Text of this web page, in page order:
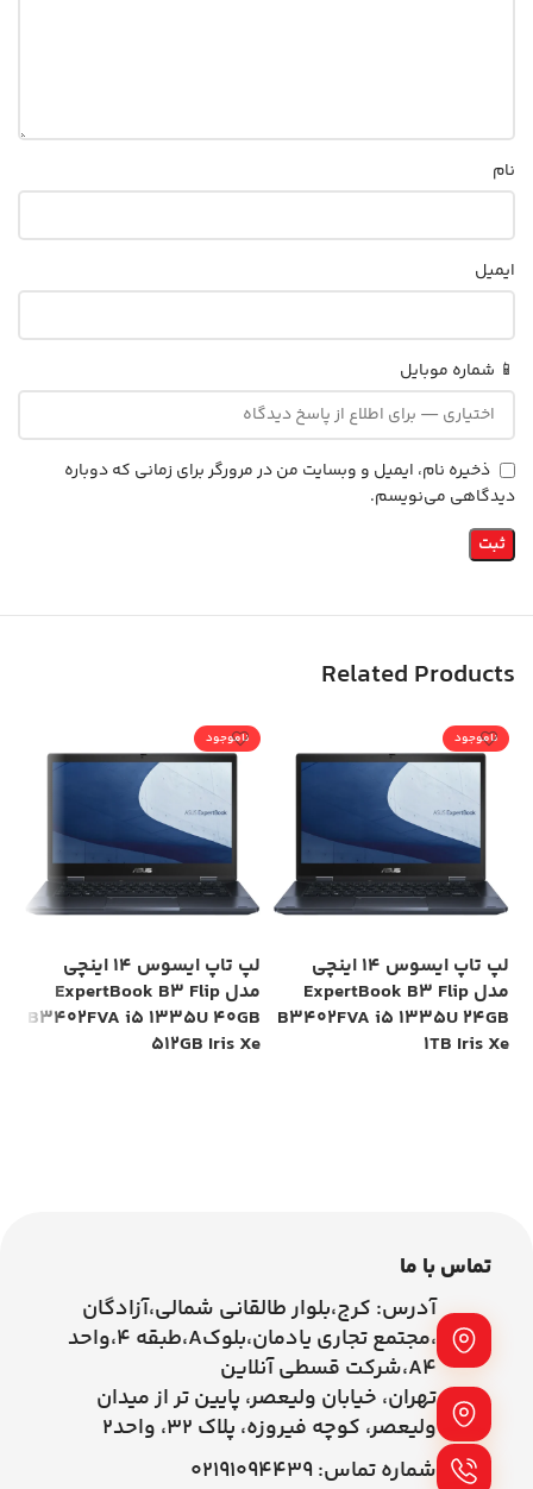
نام
ایمیل
📱 شماره موبایل
ذخیره نام، ایمیل و وبسایت من در مرورگر برای زمانی که دوباره
دیدگاهی می‌نویسم.
Related Products
ناموجود
لپ تاپ ایسوس 14 اینچی
مدل ExpertBook B3 Flip
B3402FVA i5 1335U 24GB
1TB Iris Xe
ناموجود
لپ تاپ ایسوس 14 اینچی
مدل ExpertBook B3 Flip
B3402FVA i5 1335U 40GB
512GB Iris Xe
تماس با ما
آدرس: کرج،بلوار طالقانی شمالی،آزادگان
،مجتمع تجاری یادمان،بلوکA،طبقه ۴،واحد
A4،شرکت قسطی آنلاین
تهران، خیابان ولیعصر، پایین تر از میدان
ولیعصر، کوچه فیروزه، پلاک 32، واحد2
شماره تماس: ۰۲۱۹۱۰۹۴۴۳۹